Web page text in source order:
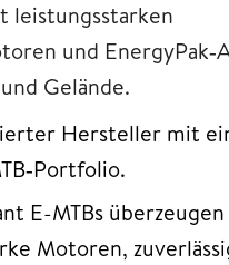
leistungsstarken
und
Gelände.
Hersteller mit
E-MTBs
Motoren,